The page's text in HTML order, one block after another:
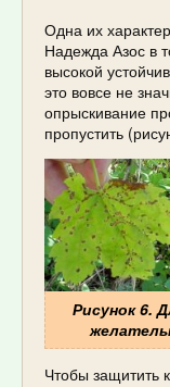
Одна их
Надежда Азос в
высокой
это вовсе не
опрыскивание
пропустить
Рисунок 6.
Чтобы защитить